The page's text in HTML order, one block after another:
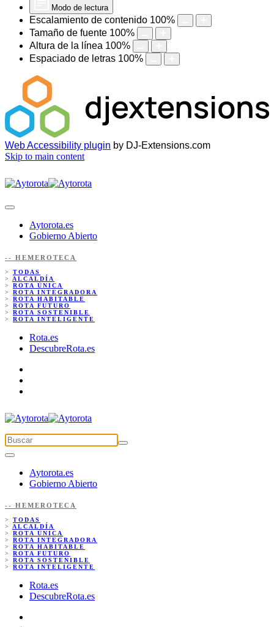
Modo de lectura
Escalamiento de contenido 100%
Tamaño de fuente 100%
Altura de la línea 100%
Espaciado de letras 100%
Web Accessibility plugin by DJ-Extensions.com
Skip to main content
Aytorota.es
Gobierno Abierto
-- HEMEROTECA
> TODAS
> ALCALDÍA
> ROTA ÚNICA
> ROTA INTEGRADORA
> ROTA HABITABLE
> ROTA FUTURO
> ROTA SOSTENIBLE
> ROTA INTELIGENTE
Rota.es
DescubreRota.es
Aytorota.es
Gobierno Abierto
-- HEMEROTECA
> TODAS
> ALCALDÍA
> ROTA ÚNICA
> ROTA INTEGRADORA
> ROTA HABITABLE
> ROTA FUTURO
> ROTA SOSTENIBLE
> ROTA INTELIGENTE
Rota.es
DescubreRota.es